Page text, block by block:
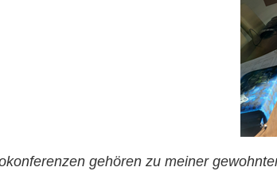
gehören zu meiner